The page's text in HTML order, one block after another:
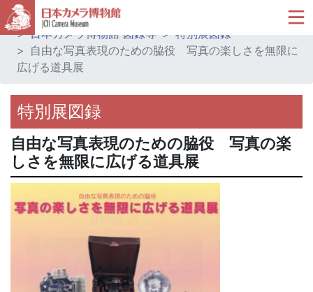
ホーム
ミュージアムショップ
日本カメラ博物館 図録等
特別展図録
自由な写真表現のための脇役 写真の楽しさを無限に
広げる道具展
特別展図録
自由な写真表現のための脇役 写真の楽
しさを無限に広げる道具展